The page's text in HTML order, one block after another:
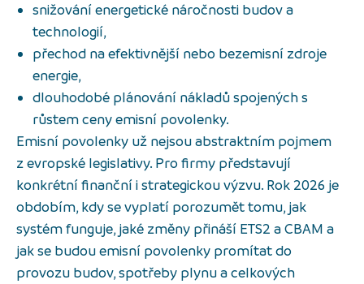
snižování energetické náročnosti budov a
technologií,
přechod na efektivnější nebo bezemisní zdroje
energie,
dlouhodobé plánování nákladů spojených s
růstem ceny emisní povolenky.
Emisní povolenky už nejsou abstraktním pojmem
z evropské legislativy. Pro firmy představují
konkrétní finanční i strategickou výzvu. Rok 2026 je
obdobím, kdy se vyplatí porozumět tomu, jak
systém funguje, jaké změny přináší ETS2 a CBAM a
jak se budou emisní povolenky promítat do
provozu budov, spotřeby plynu a celkových